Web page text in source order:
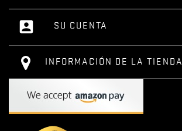
account_box SU CUENTA
INFORMACIÓN DE LA TIENDA